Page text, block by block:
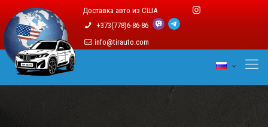
Доставка авто из США
+373(778)6-86-86
info@tirauto.com